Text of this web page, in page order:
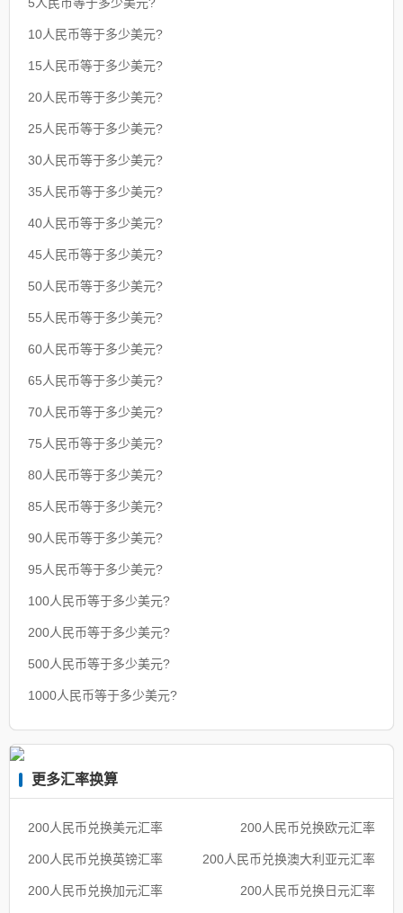
5人民币等于多少美元?
10人民币等于多少美元?
15人民币等于多少美元?
20人民币等于多少美元?
25人民币等于多少美元?
30人民币等于多少美元?
35人民币等于多少美元?
40人民币等于多少美元?
45人民币等于多少美元?
50人民币等于多少美元?
55人民币等于多少美元?
60人民币等于多少美元?
65人民币等于多少美元?
70人民币等于多少美元?
75人民币等于多少美元?
80人民币等于多少美元?
85人民币等于多少美元?
90人民币等于多少美元?
95人民币等于多少美元?
100人民币等于多少美元?
200人民币等于多少美元?
500人民币等于多少美元?
1000人民币等于多少美元?
更多汇率换算
200人民币兑换美元汇率 200人民币兑换欧元汇率
200人民币兑换英镑汇率 200人民币兑换澳大利亚元汇率
200人民币兑换加元汇率 200人民币兑换日元汇率